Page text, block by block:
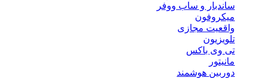
ساندبار و ساب ووفر
میکروفون
واقعیت مجازی
تلویزیون
تی وی باکس
مانیتور
دوربین هوشمند